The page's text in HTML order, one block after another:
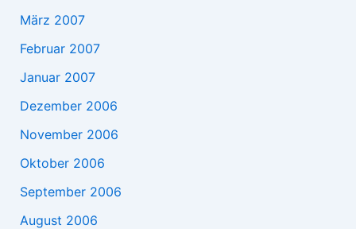
März 2007
Februar 2007
Januar 2007
Dezember 2006
November 2006
Oktober 2006
September 2006
August 2006